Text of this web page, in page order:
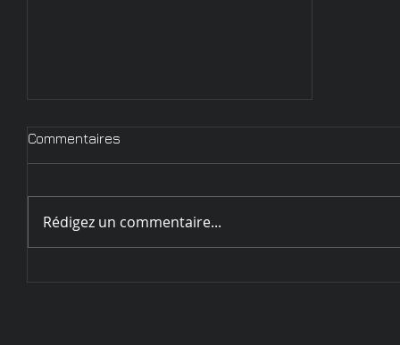
Circulaire d'inscription
Commentaires
Rédigez un commentaire...